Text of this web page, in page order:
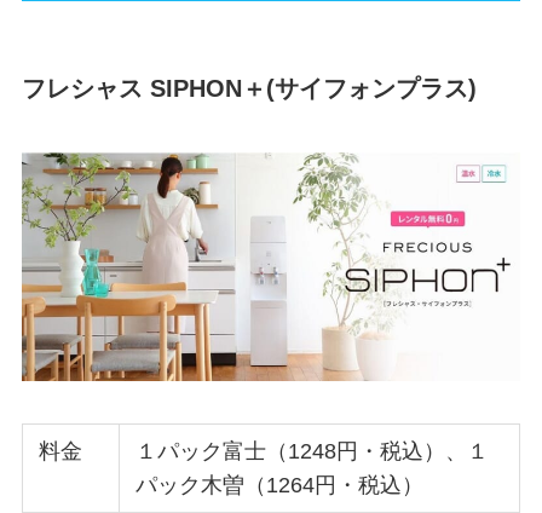
フレシャス SIPHON＋(サイフォンプラス)
料金
１パック富士（1248円・税込）、１
パック木曽（1264円・税込）